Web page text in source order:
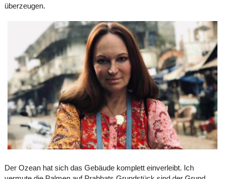
überzeugen.
Der Ozean hat sich das Gebäude komplett einverleibt. Ich